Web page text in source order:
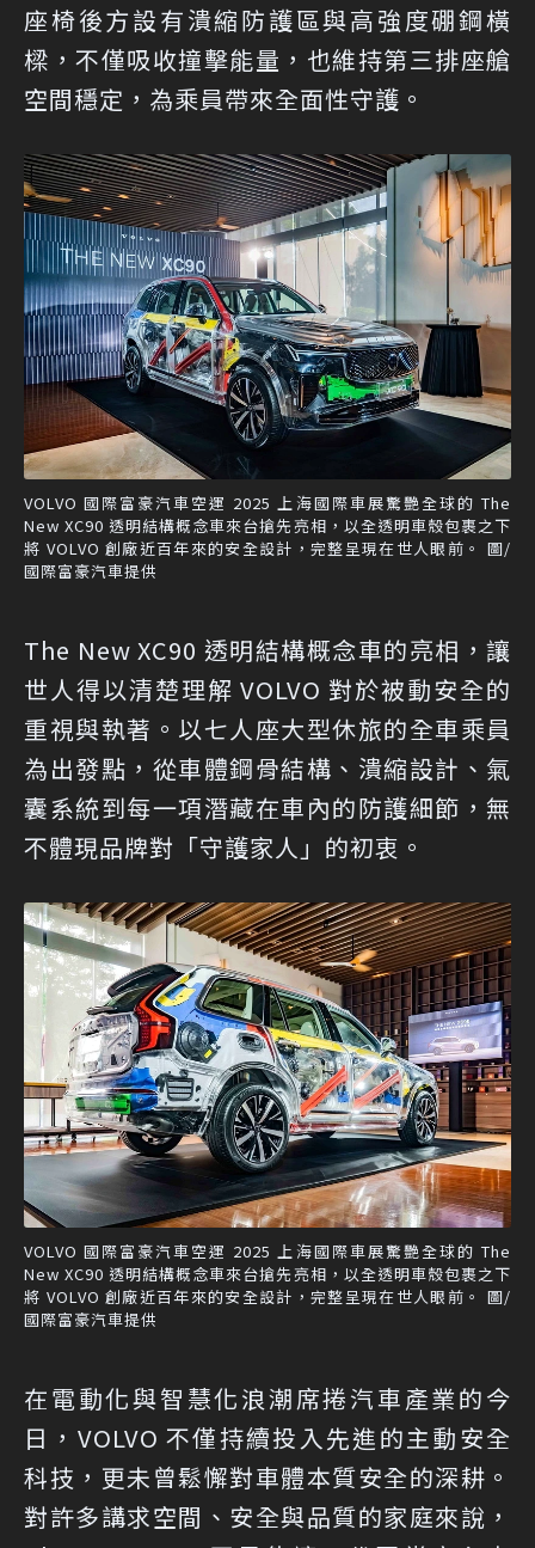
座椅後方設有潰縮防護區與高強度硼鋼橫
樑，不僅吸收撞擊能量，也維持第三排座艙
空間穩定，為乘員帶來全面性守護。
VOLVO 國際富豪汽車空運 2025 上海國際車展驚艷全球的 The
New XC90 透明結構概念車來台搶先亮相，以全透明車殼包裹之下
將 VOLVO 創廠近百年來的安全設計，完整呈現在世人眼前。 圖/
國際富豪汽車提供
The New XC90 透明結構概念車的亮相，讓
世人得以清楚理解 VOLVO 對於被動安全的
重視與執著。以七人座大型休旅的全車乘員
為出發點，從車體鋼骨結構、潰縮設計、氣
囊系統到每一項潛藏在車內的防護細節，無
不體現品牌對「守護家人」的初衷。
VOLVO 國際富豪汽車空運 2025 上海國際車展驚艷全球的 The
New XC90 透明結構概念車來台搶先亮相，以全透明車殼包裹之下
將 VOLVO 創廠近百年來的安全設計，完整呈現在世人眼前。 圖/
國際富豪汽車提供
在電動化與智慧化浪潮席捲汽車產業的今
日，VOLVO 不僅持續投入先進的主動安全
科技，更未曾鬆懈對車體本質安全的深耕。
對許多講求空間、安全與品質的家庭來說，